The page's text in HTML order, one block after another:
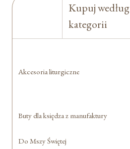
Kupuj według
kategorii
Akcesoria liturgiczne
Buty dla księdza z manufaktury
Do Mszy Świętej